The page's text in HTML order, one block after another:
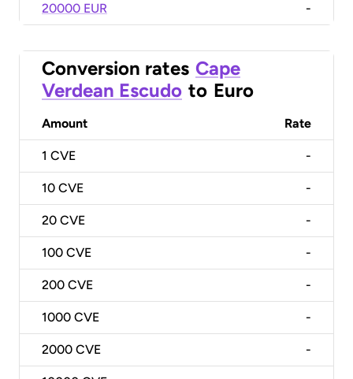
20000 EUR -
Conversion rates Cape
Verdean Escudo to Euro
Amount Rate
1 CVE -
10 CVE -
20 CVE -
100 CVE -
200 CVE -
1000 CVE -
2000 CVE -